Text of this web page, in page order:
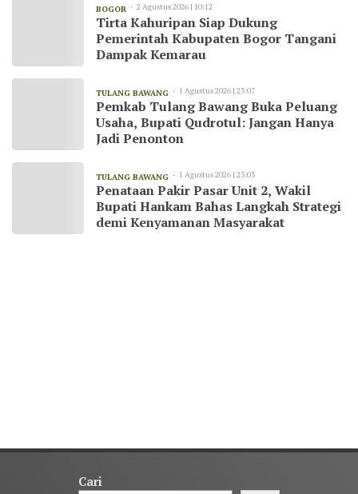
BOGOR 2 Agustus 2026 | 10:12
Tirta Kahuripan Siap Dukung
Pemerintah Kabupaten Bogor Tangani
Dampak Kemarau
TULANG BAWANG 1 Agustus 2026 | 23:07
Pemkab Tulang Bawang Buka Peluang
Usaha, Bupati Qudrotul: Jangan Hanya
Jadi Penonton
TULANG BAWANG 1 Agustus 2026 | 23:03
Penataan Pakir Pasar Unit 2, Wakil
Bupati Hankam Bahas Langkah Strategi
demi Kenyamanan Masyarakat
Cari